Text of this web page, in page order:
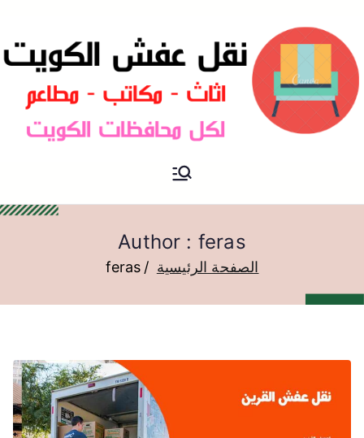
نقل عفش الكويت
Author : feras
الصفحة الرئيسية feras